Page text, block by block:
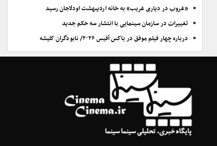
«غروب در دیاری غریب» به خانه اردیبهشت اودلاجان رسید
تغییرات در سازمان سینمایی با انتشار سه حکم جدید
درباره چهار فیلم موفق در باکس آفیس ۲۰۲۶/ نابودگران کلیشه